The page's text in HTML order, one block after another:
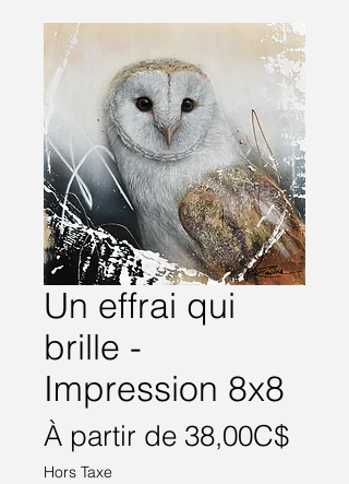
Un effrai qui
brille -
Impression 8x8
À partir de 38,00C$Prix
Hors Taxe